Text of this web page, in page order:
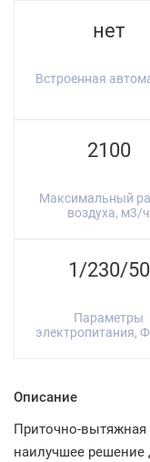
нет
Встроенная
2100
Максимальный
воздуха, м3/ч
1/230/50
Параметры
электропитания,
Описание
Приточно-вытяжная
наилучшее решение